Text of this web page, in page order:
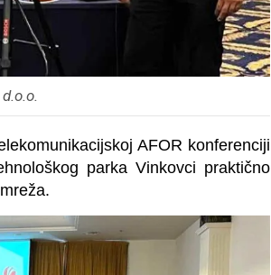
AFOR konferenciji
parka Vinkovci praktično